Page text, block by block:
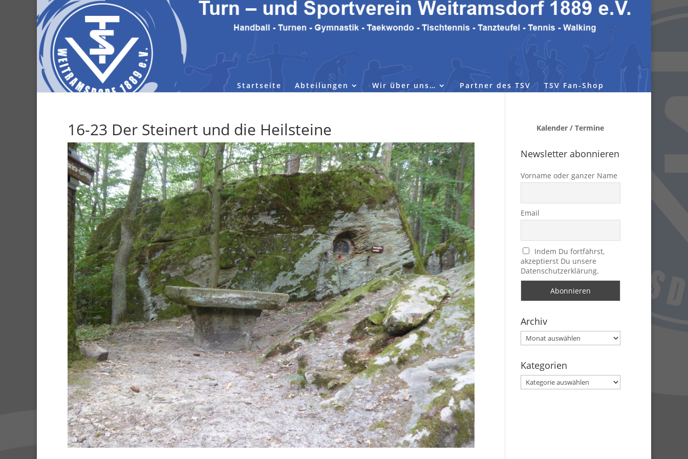
Startseite Abteilungen Wir über uns… Partner des TSV TSV Fan-Shop
16-23 Der Steinert und die Heilsteine Kalender / Termine
Newsletter abonnieren
Vorname oder ganzer Name
Email
Indem Du fortfährst,
akzeptierst Du unsere
Datenschutzerklärung.
Archiv
Archiv
Kategorien
Kategorien